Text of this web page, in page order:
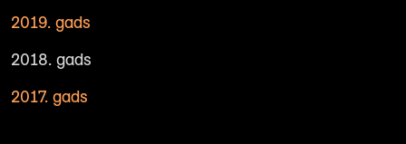
2019. gads
2018. gads
2017. gads